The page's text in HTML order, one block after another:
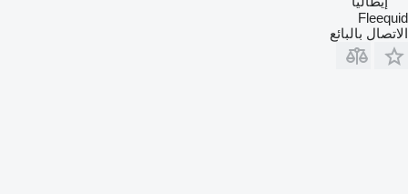
Fleequid
الاتصال بالبائع